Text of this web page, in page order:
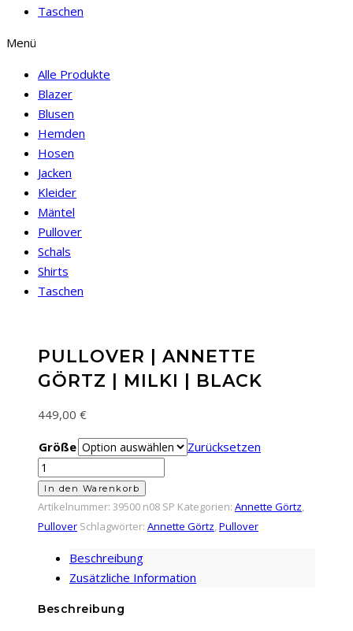
Taschen
Menü
Alle Produkte
Blazer
Blusen
Hemden
Hosen
Jacken
Kleider
Mäntel
Pullover
Schals
Shirts
Taschen
PULLOVER | ANNETTE
GÖRTZ | MILKI | BLACK
449,00 €
Größe
Zurücksetzen
Pullover
|
Annette
Görtz
Milki
Black
In den Warenkorb
Artikelnummer: 39500 n08 SP Kategorien: Annette Görtz,
Pullover Schlagwörter: Annette Görtz,Pullover
Beschreibung
Zusätzliche Information
Beschreibung